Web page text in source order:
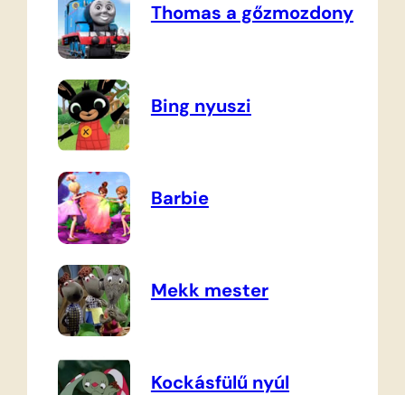
Thomas a gőzmozdony
Bing nyuszi
Barbie
Mekk mester
Kockásfülű nyúl